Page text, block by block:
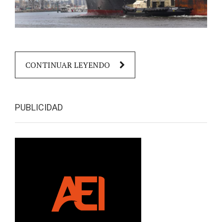
CONTINUAR LEYENDO
PUBLICIDAD